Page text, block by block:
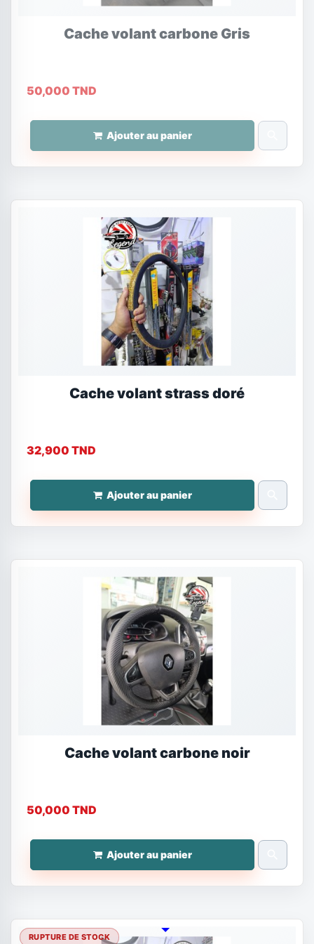
Cache volant carbone Gris
50,000 TND
Ajouter au panier
Cache volant strass doré
32,900 TND
Ajouter au panier
Cache volant carbone noir
50,000 TND
Ajouter au panier
RUPTURE DE STOCK